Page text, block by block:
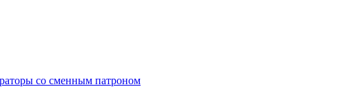
со сменным патроном